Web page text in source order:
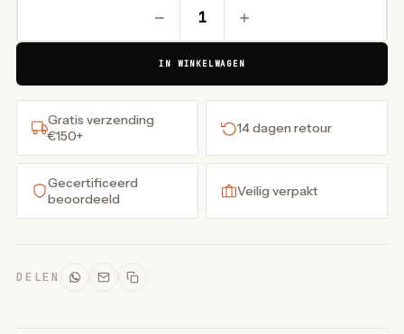
IN WINKELWAGEN
Gratis verzending
€150+
14 dagen retour
Gecertificeerd
beoordeeld
Veilig verpakt
DELEN